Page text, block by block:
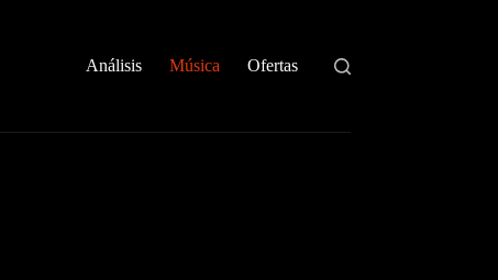
Análisis Música Ofertas